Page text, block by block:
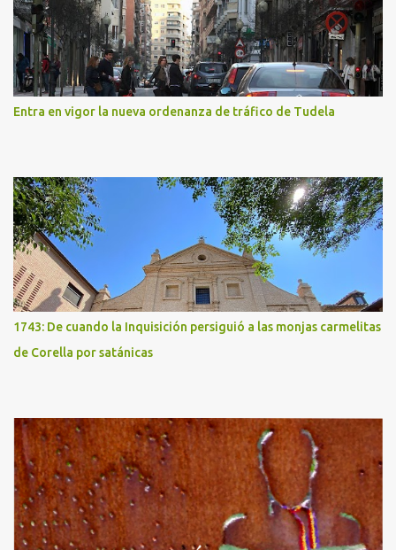
Entra en vigor la nueva ordenanza de tráfico de Tudela
1743: De cuando la Inquisición persiguió a las monjas carmelitas
de Corella por satánicas